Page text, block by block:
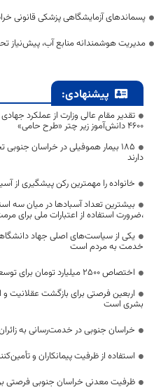
پسماندهای آزمایشگاهی پزشکی قانونی
مدیریت هوشمندانه منابع آب، پیش‌نیاز
پیشنهادی:
تقدیر مقام عالی وزارت از عملکرد
۴۶۰۰ دانش‌آموز زیر چتر «طرح حامی»
۱۸۵ بیمار هموفیلی در خراسان
دارند
خانواده را مهمترین رکن پیشگیری از
بیشترین تعداد آسبادها در میان سه
،ضرورت استفاده از اعتبارات ملی برای
یکی از سیاست‌های اصلی جهاد
خدمت به مردم است
اختصاص 2500 میلیارد تومان برای توسعه راه‌های دوبانده خراسان جنوبی
اربعین فرصتی برای بازگشت
بشری است
خراسان جنوبی در خدمت‌رسانی به
استفاده از ظرفیت پیمانکاران و
ظرفیت معدنی خراسان جنوبی فرصتی